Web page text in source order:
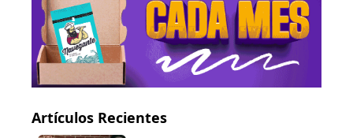
Artículos Recientes